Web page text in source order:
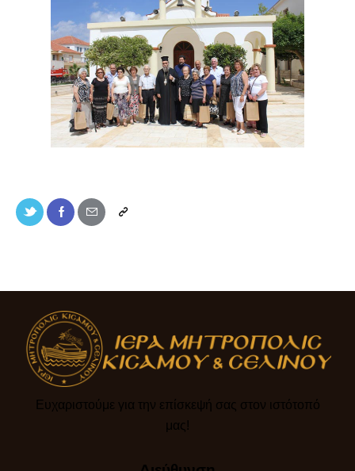
Ευχαριστούμε για την επίσκεψή σας στον ιστότοπό
μας!​